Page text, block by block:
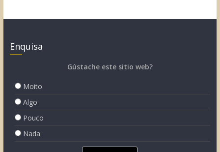
Enquisa
Gústache este sitio web?
Moito
Algo
Pouco
Nada